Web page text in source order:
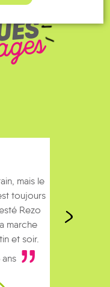
mais le
toujours
Rezo
marche
et soir.